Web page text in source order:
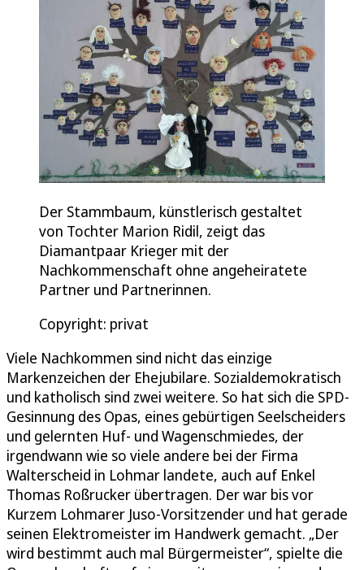
Der Stammbaum, künstlerisch gestaltet
von Tochter Marion Ridil, zeigt das
Diamantpaar Krieger mit der
Nachkommenschaft ohne angeheiratete
Partner und Partnerinnen.
Copyright: privat
Viele Nachkommen sind nicht das einzige
Markenzeichen der Ehejubilare. Sozialdemokratisch
und katholisch sind zwei weitere. So hat sich die SPD-
Gesinnung des Opas, eines gebürtigen Seelscheiders
und gelernten Huf- und Wagenschmiedes, der
irgendwann wie so viele andere bei der Firma
Walterscheid in Lohmar landete, auch auf Enkel
Thomas Roßrucker übertragen. Der war bis vor
Kurzem Lohmarer Juso-Vorsitzender und hat gerade
seinen Elektromeister im Handwerk gemacht. „Der
wird bestimmt auch mal Bürgermeister“, spielte die